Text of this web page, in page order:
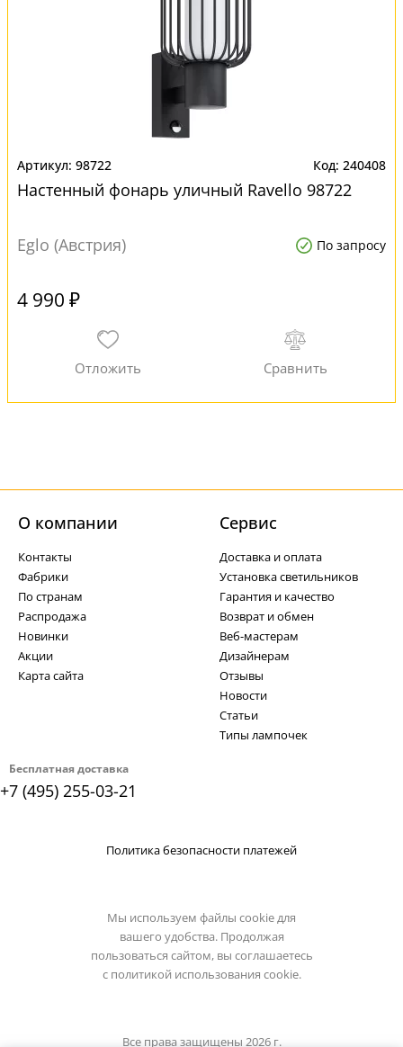
98722 240408
Настенный фонарь уличный Ravello 98722
Eglo (Австрия) По запросу
4 990 ₽
Бесплатная доставка
+7 (495) 255-03-21
О компании
Контакты
Фабрики
По странам
Распродажа
Новинки
Акции
Карта сайта
Cервис
Доставка и оплата
Установка светильников
Гарантия и качество
Возврат и обмен
Веб-мастерам
Дизайнерам
Отзывы
Новости
Статьи
Типы лампочек
Политика безопасности платежей
Мы используем файлы cookie для
вашего удобства. Продолжая
пользоваться сайтом, вы соглашаетесь
с политикой использования cookie.
Все права защищены 2026 г.